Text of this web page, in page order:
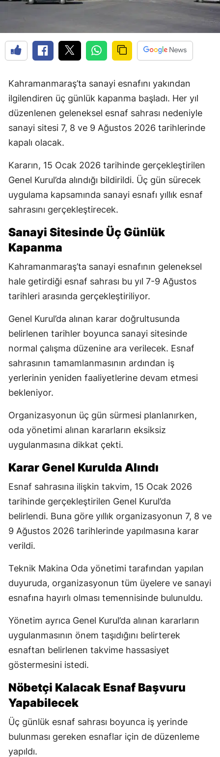
Kahramanmaraş’ta sanayi esnafını yakından
ilgilendiren üç günlük kapanma başladı. Her yıl
düzenlenen geleneksel esnaf sahrası nedeniyle
sanayi sitesi 7, 8 ve 9 Ağustos 2026 tarihlerinde
kapalı olacak.
Kararın, 15 Ocak 2026 tarihinde gerçekleştirilen
Genel Kurul’da alındığı bildirildi. Üç gün sürecek
uygulama kapsamında sanayi esnafı yıllık esnaf
sahrasını gerçekleştirecek.
Sanayi Sitesinde Üç Günlük
Kapanma
Kahramanmaraş’ta sanayi esnafının geleneksel
hale getirdiği esnaf sahrası bu yıl 7-9 Ağustos
tarihleri arasında gerçekleştiriliyor.
Genel Kurul’da alınan karar doğrultusunda
belirlenen tarihler boyunca sanayi sitesinde
normal çalışma düzenine ara verilecek. Esnaf
sahrasının tamamlanmasının ardından iş
yerlerinin yeniden faaliyetlerine devam etmesi
bekleniyor.
Organizasyonun üç gün sürmesi planlanırken,
oda yönetimi alınan kararların eksiksiz
uygulanmasına dikkat çekti.
Karar Genel Kurulda Alındı
Esnaf sahrasına ilişkin takvim, 15 Ocak 2026
tarihinde gerçekleştirilen Genel Kurul’da
belirlendi. Buna göre yıllık organizasyonun 7, 8 ve
9 Ağustos 2026 tarihlerinde yapılmasına karar
verildi.
Teknik Makina Oda yönetimi tarafından yapılan
duyuruda, organizasyonun tüm üyelere ve sanayi
esnafına hayırlı olması temennisinde bulunuldu.
Yönetim ayrıca Genel Kurul’da alınan kararların
uygulanmasının önem taşıdığını belirterek
esnaftan belirlenen takvime hassasiyet
göstermesini istedi.
Nöbetçi Kalacak Esnaf Başvuru
Yapabilecek
Üç günlük esnaf sahrası boyunca iş yerinde
bulunması gereken esnaflar için de düzenleme
yapıldı.